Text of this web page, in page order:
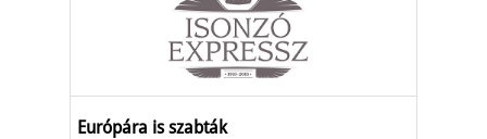
Európára is szabták